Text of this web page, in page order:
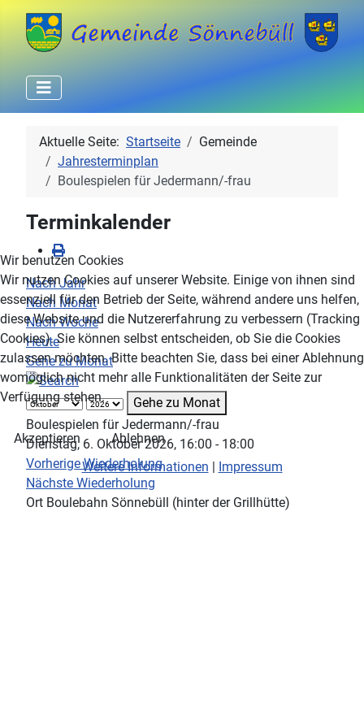
Aktuelle Seite: Startseite
Gemeinde
Jahresterminplan
Boulespielen für Jedermann/-frau
Terminkalender
Nach Jahr
Nach Monat
Nach Woche
Heute
Gehe zu Monat
Gehe zu Monat
Boulespielen für Jedermann/-frau
Dienstag, 6. Oktober 2026, 16:00 - 18:00
Vorherige Wiederholung
Nächste Wiederholung
Ort Boulebahn Sönnebüll (hinter der Grillhütte)
Wir benutzen Cookies
Wir nutzen Cookies auf unserer Website. Einige von ihnen sind
essenziell für den Betrieb der Seite, während andere uns helfen,
diese Website und die Nutzererfahrung zu verbessern (Tracking
Cookies). Sie können selbst entscheiden, ob Sie die Cookies
zulassen möchten. Bitte beachten Sie, dass bei einer Ablehnung
womöglich nicht mehr alle Funktionalitäten der Seite zur
Verfügung stehen.
Akzeptieren
Ablehnen
Weitere Informationen | Impressum